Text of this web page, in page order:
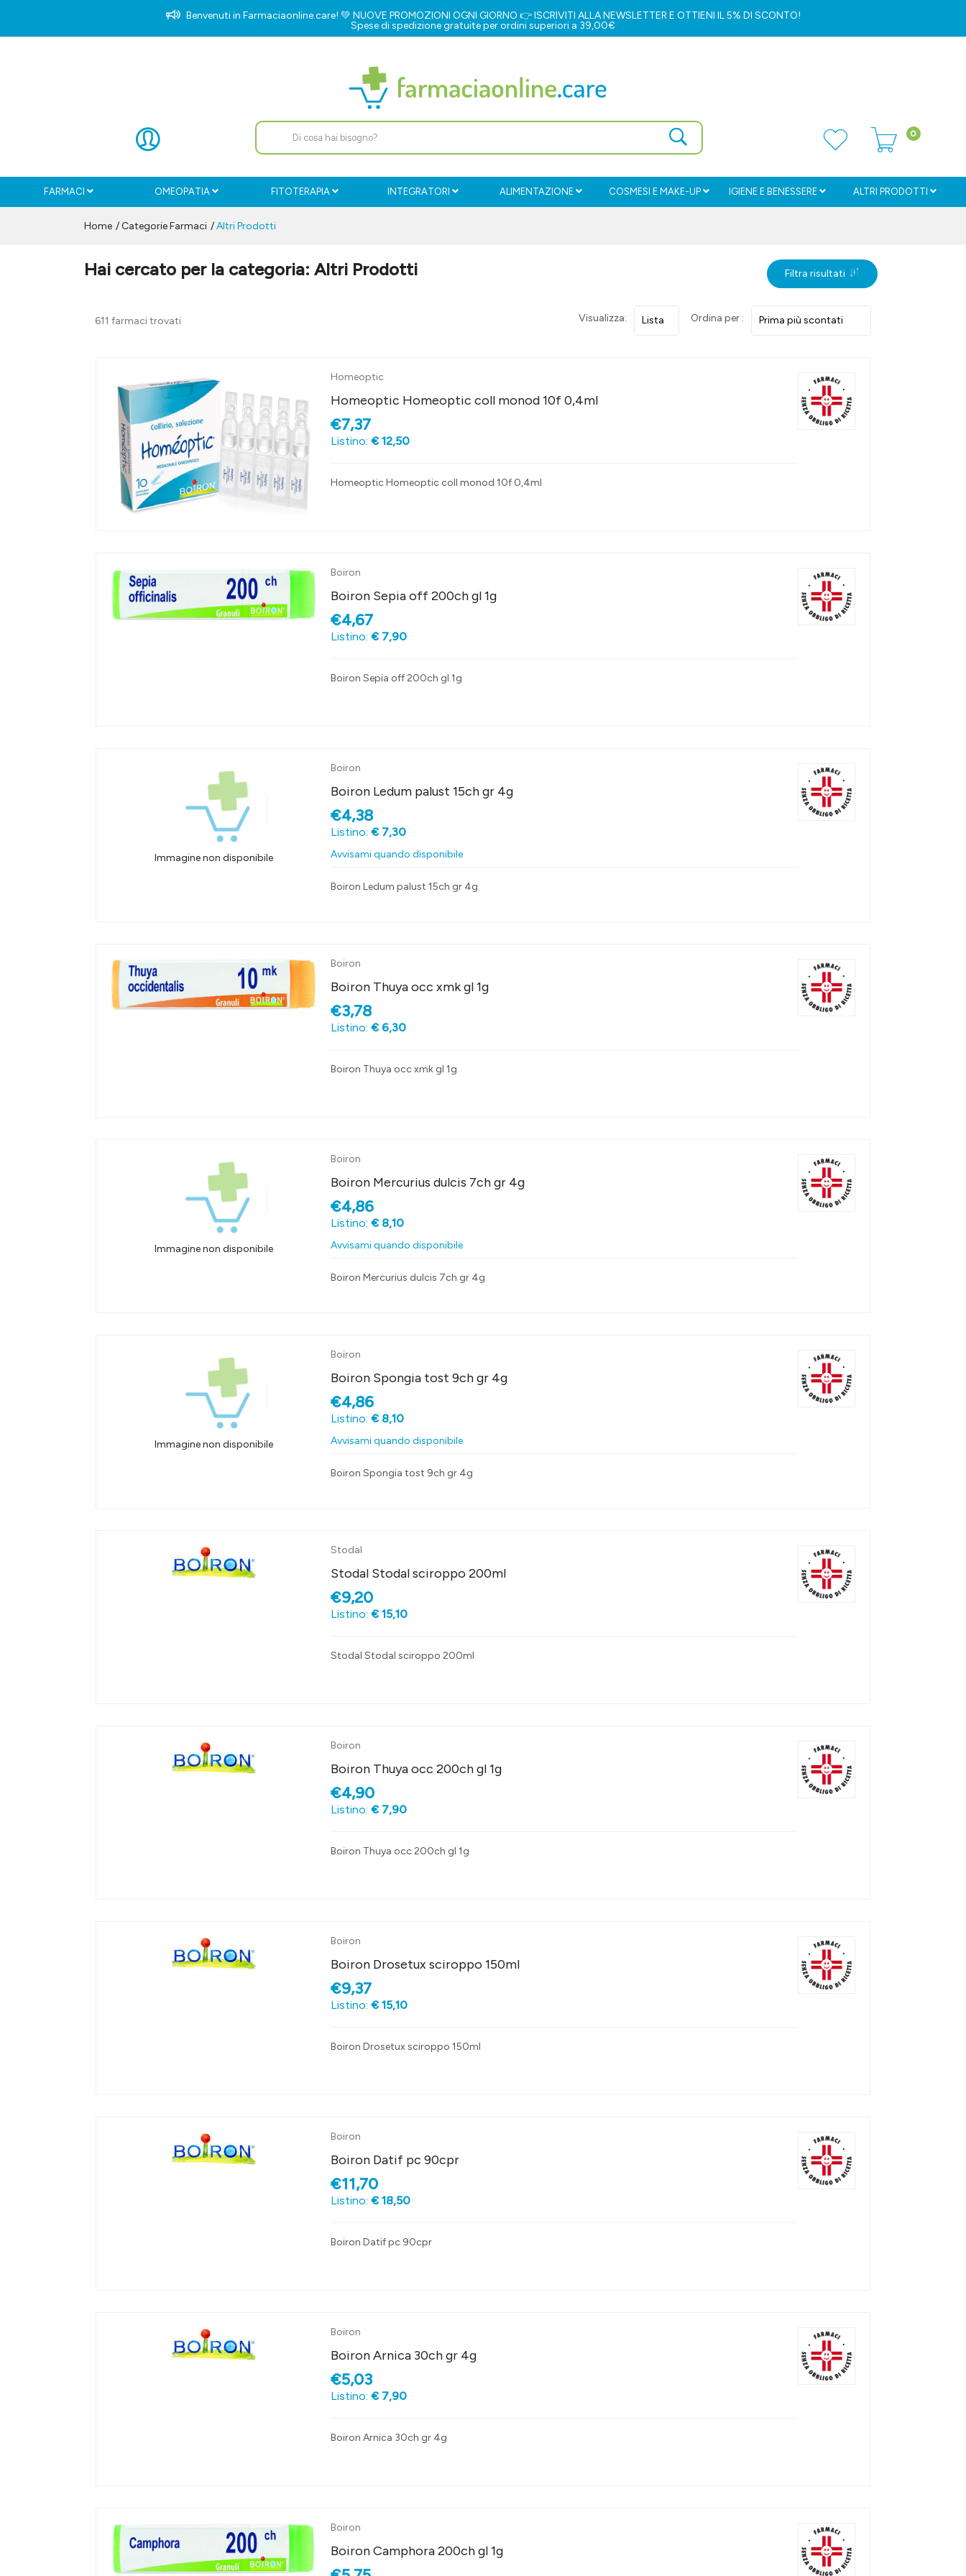
Benvenuti in Farmaciaonline.care! 💚 NUOVE PROMOZIONI OGNI GIORNO 👉ISCRIVITI ALLA NEWSLETTERE OTTIENI IL 5% DI SCONTO!
Spese di spedizione gratuite per ordini superiori a 39,00€
0
FARMACI OMEOPATIA FITOTERAPIA INTEGRATORI ALIMENTAZIONE COSMESI E MAKE-UP IGIENE E BENESSERE ALTRI PRODOTTI
Home Categorie Farmaci Altri Prodotti
Hai cercato per la categoria: Altri Prodotti Filtra risultati
611 farmaci trovati Visualizza: Ordina per :
Homeoptic
Homeoptic Homeoptic coll monod 10f 0,4ml
€7,37
Listino:€ 12,50
Homeoptic Homeoptic coll monod 10f 0,4ml
Boiron
Boiron Sepia off 200ch gl 1g
€4,67
Listino:€ 7,90
Boiron Sepia off 200ch gl 1g
Immagine non disponibile
Boiron
Boiron Ledum palust 15ch gr 4g
€4,38
Listino:€ 7,30
Avvisami quando disponibile
Boiron Ledum palust 15ch gr 4g
Boiron
Boiron Thuya occ xmk gl 1g
€3,78
Listino:€ 6,30
Boiron Thuya occ xmk gl 1g
Immagine non disponibile
Boiron
Boiron Mercurius dulcis 7ch gr 4g
€4,86
Listino:€ 8,10
Avvisami quando disponibile
Boiron Mercurius dulcis 7ch gr 4g
Immagine non disponibile
Boiron
Boiron Spongia tost 9ch gr 4g
€4,86
Listino:€ 8,10
Avvisami quando disponibile
Boiron Spongia tost 9ch gr 4g
Stodal
Stodal Stodal sciroppo 200ml
€9,20
Listino:€ 15,10
Stodal Stodal sciroppo 200ml
Boiron
Boiron Thuya occ 200ch gl 1g
€4,90
Listino:€ 7,90
Boiron Thuya occ 200ch gl 1g
Boiron
Boiron Drosetux sciroppo 150ml
€9,37
Listino:€ 15,10
Boiron Drosetux sciroppo 150ml
Boiron
Boiron Datif pc 90cpr
€11,70
Listino:€ 18,50
Boiron Datif pc 90cpr
Boiron
Boiron Arnica 30ch gr 4g
€5,03
Listino:€ 7,90
Boiron Arnica 30ch gr 4g
Boiron
Boiron Camphora 200ch gl 1g